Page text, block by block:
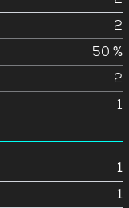
2
50 %
2
1
1
1